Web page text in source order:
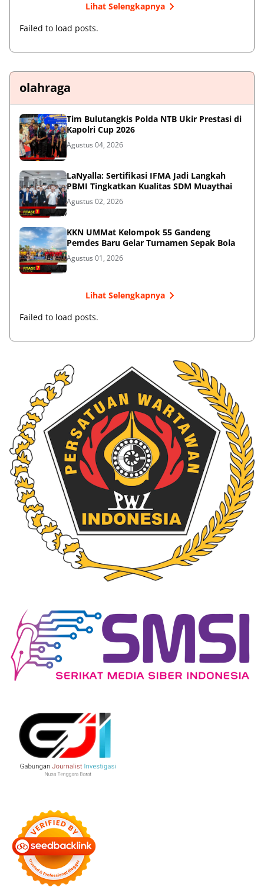
Lihat Selengkapnya
Failed to load posts.
olahraga
Tim Bulutangkis Polda NTB Ukir Prestasi di
Kapolri Cup 2026
Agustus 04, 2026
LaNyalla: Sertifikasi IFMA Jadi Langkah
PBMI Tingkatkan Kualitas SDM Muaythai
Agustus 02, 2026
KKN UMMat Kelompok 55 Gandeng
Pemdes Baru Gelar Turnamen Sepak Bola
Agustus 01, 2026
Lihat Selengkapnya
Failed to load posts.